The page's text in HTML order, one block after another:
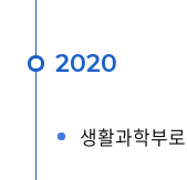
2020
생활과학부